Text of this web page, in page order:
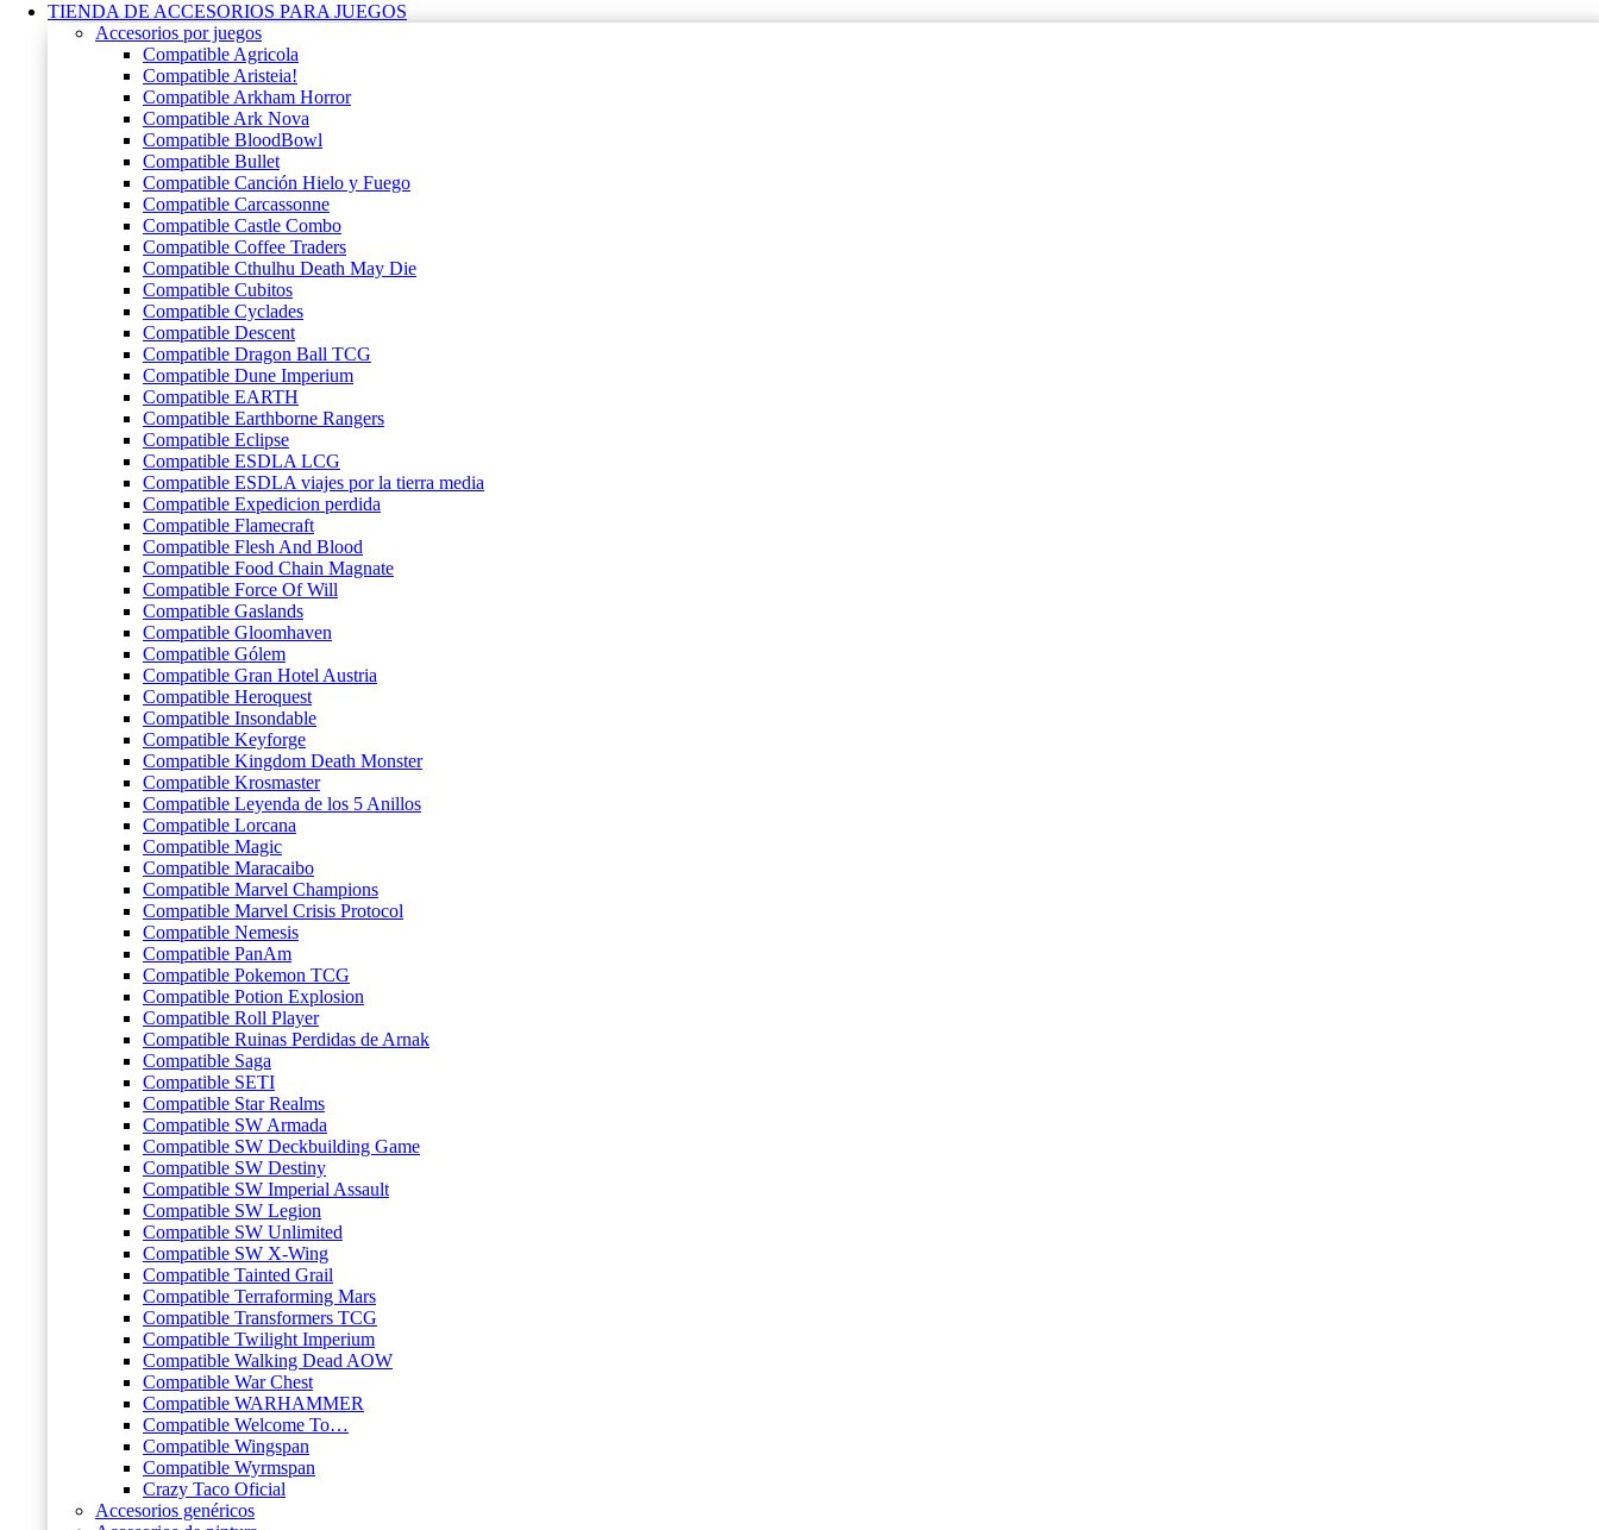
TIENDA DE ACCESORIOS PARA JUEGOS
Accesorios por juegos
Compatible Agricola
Compatible Aristeia!
Compatible Arkham Horror
Compatible Ark Nova
Compatible BloodBowl
Compatible Bullet
Compatible Canción Hielo y Fuego
Compatible Carcassonne
Compatible Castle Combo
Compatible Coffee Traders
Compatible Cthulhu Death May Die
Compatible Cubitos
Compatible Cyclades
Compatible Descent
Compatible Dragon Ball TCG
Compatible Dune Imperium
Compatible EARTH
Compatible Earthborne Rangers
Compatible Eclipse
Compatible ESDLA LCG
Compatible ESDLA viajes por la tierra media
Compatible Expedicion perdida
Compatible Flamecraft
Compatible Flesh And Blood
Compatible Food Chain Magnate
Compatible Force Of Will
Compatible Gaslands
Compatible Gloomhaven
Compatible Gólem
Compatible Gran Hotel Austria
Compatible Heroquest
Compatible Insondable
Compatible Keyforge
Compatible Kingdom Death Monster
Compatible Krosmaster
Compatible Leyenda de los 5 Anillos
Compatible Lorcana
Compatible Magic
Compatible Maracaibo
Compatible Marvel Champions
Compatible Marvel Crisis Protocol
Compatible Nemesis
Compatible PanAm
Compatible Pokemon TCG
Compatible Potion Explosion
Compatible Roll Player
Compatible Ruinas Perdidas de Arnak
Compatible Saga
Compatible SETI
Compatible Star Realms
Compatible SW Armada
Compatible SW Deckbuilding Game
Compatible SW Destiny
Compatible SW Imperial Assault
Compatible SW Legion
Compatible SW Unlimited
Compatible SW X-Wing
Compatible Tainted Grail
Compatible Terraforming Mars
Compatible Transformers TCG
Compatible Twilight Imperium
Compatible Walking Dead AOW
Compatible War Chest
Compatible WARHAMMER
Compatible Welcome To…
Compatible Wingspan
Compatible Wyrmspan
Crazy Taco Oficial
Accesorios genéricos